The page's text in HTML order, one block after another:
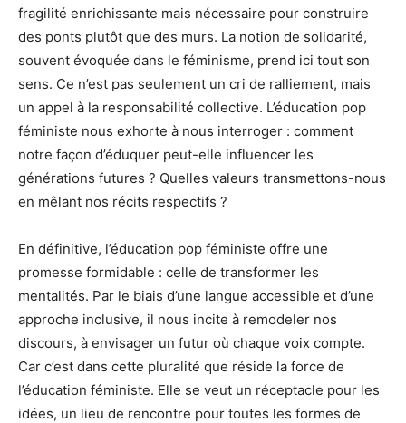
fragilité enrichissante mais nécessaire pour construire
des ponts plutôt que des murs. La notion de solidarité,
souvent évoquée dans le féminisme, prend ici tout son
sens. Ce n’est pas seulement un cri de ralliement, mais
un appel à la responsabilité collective. L’éducation pop
féministe nous exhorte à nous interroger : comment
notre façon d’éduquer peut-elle influencer les
générations futures ? Quelles valeurs transmettons-nous
en mêlant nos récits respectifs ?
En définitive, l’éducation pop féministe offre une
promesse formidable : celle de transformer les
mentalités. Par le biais d’une langue accessible et d’une
approche inclusive, il nous incite à remodeler nos
discours, à envisager un futur où chaque voix compte.
Car c’est dans cette pluralité que réside la force de
l’éducation féministe. Elle se veut un réceptacle pour les
idées, un lieu de rencontre pour toutes les formes de